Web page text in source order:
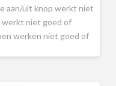
aan/uit knop werkt niet
werkt niet goed of
werken niet goed of